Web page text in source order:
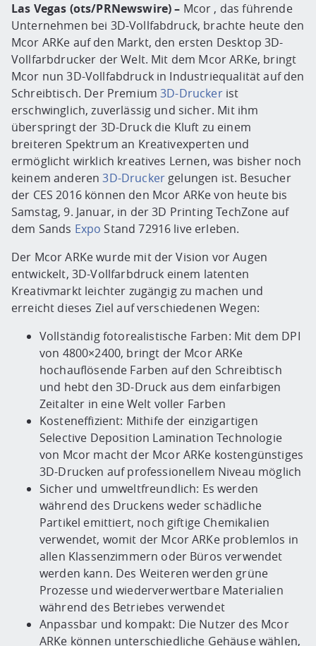
Las Vegas (ots/PRNewswire) – Mcor , das führende
Unternehmen bei 3D-Vollfabdruck, brachte heute den
Mcor ARKe auf den Markt, den ersten Desktop 3D-
Vollfarbdrucker der Welt. Mit dem Mcor ARKe, bringt
Mcor nun 3D-Vollfabdruck in Industriequalität auf den
Schreibtisch. Der Premium3D-Druckerist
erschwinglich, zuverlässig und sicher. Mit ihm
überspringt der 3D-Druck die Kluft zu einem
breiteren Spektrum an Kreativexperten und
ermöglicht wirklich kreatives Lernen, was bisher noch
keinem anderen3D-Druckergelungen ist. Besucher
der CES 2016 können den Mcor ARKe von heute bis
Samstag, 9. Januar, in der 3D Printing TechZone auf
dem Sands Expo Stand 72916 live erleben.
Der Mcor ARKe wurde mit der Vision vor Augen
entwickelt, 3D-Vollfarbdruck einem latenten
Kreativmarkt leichter zugängig zu machen und
erreicht dieses Ziel auf verschiedenen Wegen:
Vollständig fotorealistische Farben: Mit dem DPI
von 4800×2400, bringt der Mcor ARKe
hochauflösende Farben auf den Schreibtisch
und hebt den 3D-Druck aus dem einfarbigen
Zeitalter in eine Welt voller Farben
Kosteneffizient: Mithife der einzigartigen
Selective Deposition Lamination Technologie
von Mcor macht der Mcor ARKe kostengünstiges
3D-Drucken auf professionellem Niveau möglich
Sicher und umweltfreundlich: Es werden
während des Druckens weder schädliche
Partikel emittiert, noch giftige Chemikalien
verwendet, womit der Mcor ARKe problemlos in
allen Klassenzimmern oder Büros verwendet
werden kann. Des Weiteren werden grüne
Prozesse und wiederverwertbare Materialien
während des Betriebes verwendet
Anpassbar und kompakt: Die Nutzer des Mcor
ARKe können unterschiedliche Gehäuse wählen,